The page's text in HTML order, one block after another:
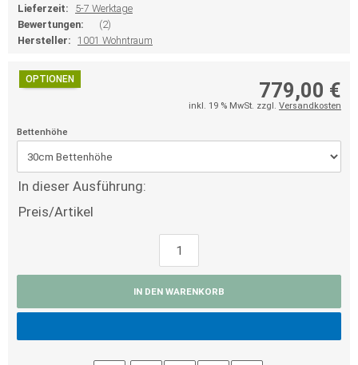
Lieferzeit:
5-7 Werktage
Bewertungen:
(2)
Hersteller: 1001 Wohntraum
OPTIONEN 779,00 €
inkl. 19 % MwSt. zzgl. Versandkosten
Bettenhöhe
In dieser Ausführung:
Preis/Artikel
IN DEN WARENKORB